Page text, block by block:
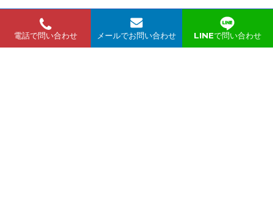
無料でテレビ電話相談ができます。
zoom か skype でお問い合わせください。
電話で問い合わせ メールでお問い合わせ LINEで問い合わせ